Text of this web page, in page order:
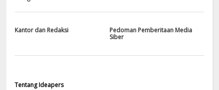
Kantor dan Redaksi
Pedoman Pemberitaan Media
Siber
Tentang Ideapers